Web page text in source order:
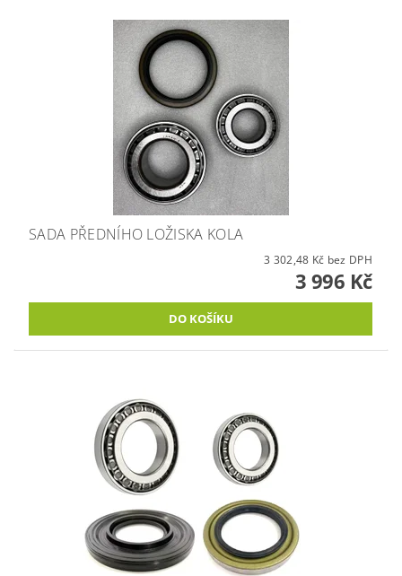
SADA PŘEDNÍHO LOŽISKA KOLA
3 302,48 Kč bez DPH
3 996 Kč